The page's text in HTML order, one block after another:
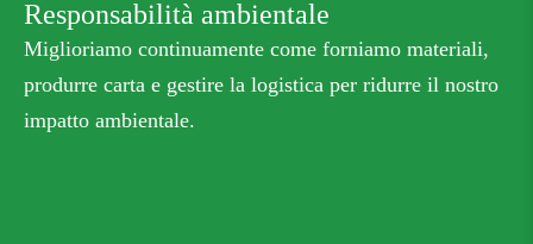
Responsabilità ambientale
Miglioriamo continuamente come forniamo materiali,
produrre carta e gestire la logistica per ridurre il nostro
impatto ambientale.